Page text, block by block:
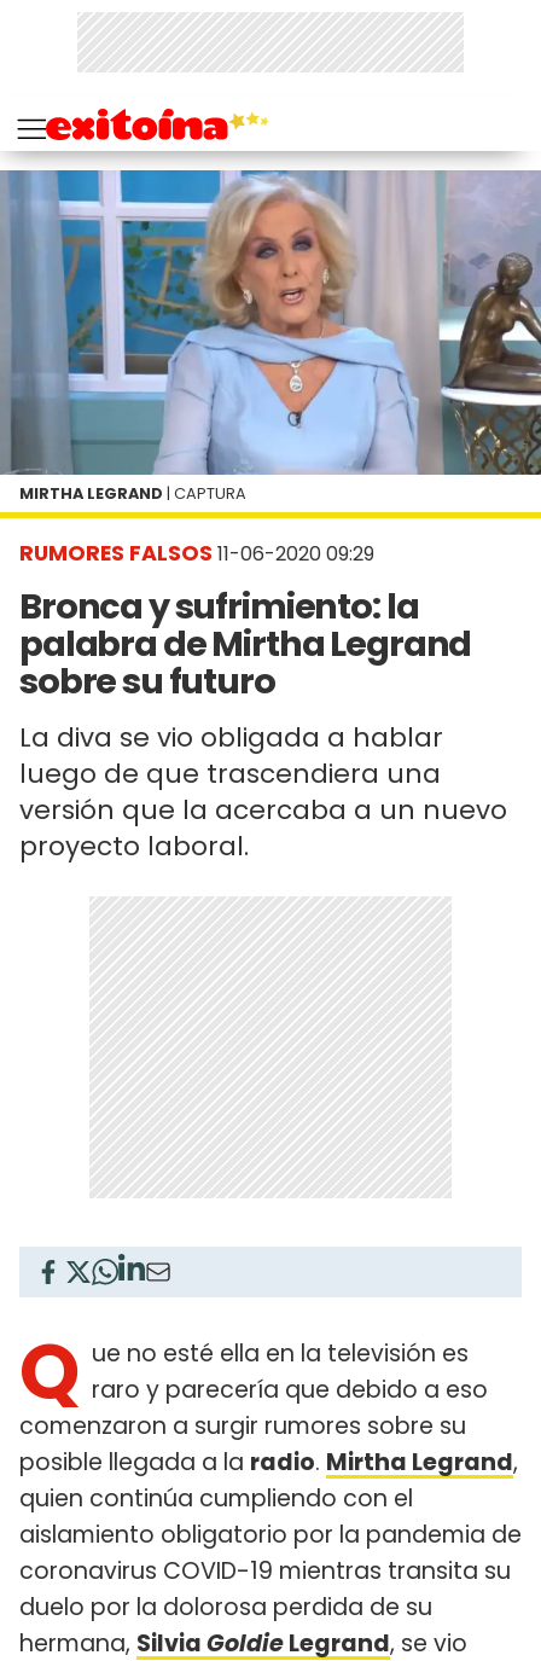
RUMORES FALSOS 11-06-2020 09:29
Bronca y sufrimiento: la
palabra de Mirtha Legrand
sobre su futuro
La diva se vio obligada a hablar
luego de que trascendiera una
versión que la acercaba a un nuevo
proyecto laboral.
MIRTHA LEGRAND | CAPTURA
Q ue no esté ella en la televisión es
raro y parecería que debido a eso
comenzaron a surgir rumores sobre su
posible llegada a la radio. Mirtha Legrand,
quien continúa cumpliendo con el
aislamiento obligatorio por la pandemia de
coronavirus COVID-19 mientras transita su
duelo por la dolorosa perdida de su
hermana, SilviaGoldieLegrand, se vio